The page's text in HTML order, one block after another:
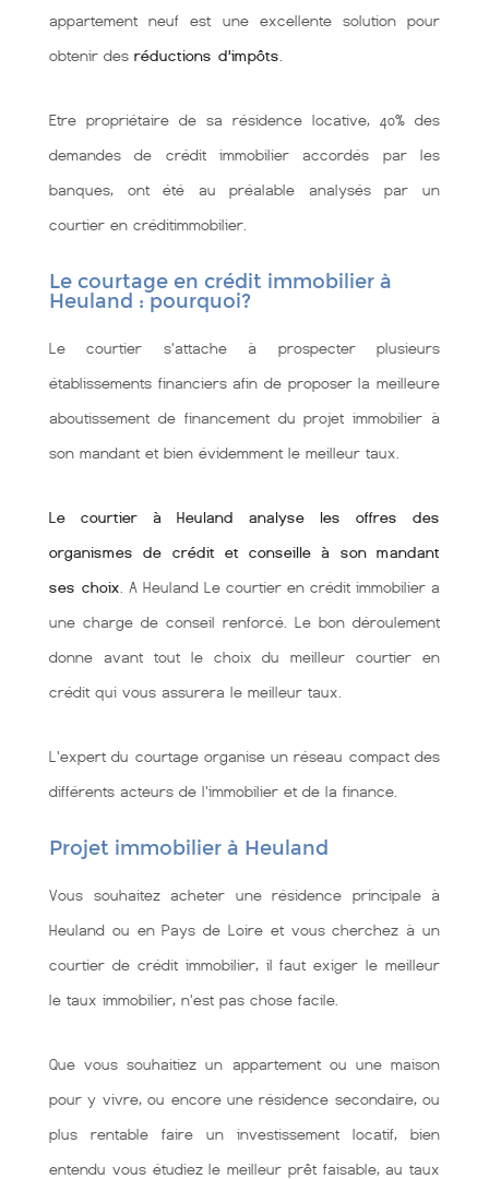
appartement neuf est une excellente solution pour
obtenir des réductions d'impôts
Etre propriétaire de sa résidence locative, 40% des
demandes de crédit immobilier accordés par les
banques, ont été au préalable analysés par un
courtier en créditimmobilier.
Le courtage en crédit immobilier à
Heuland : pourquoi?
Le courtier s'attache à prospecter plusieurs
établissements financiers afin de proposer la meilleure
aboutissement de financement du projet immobilier à
son mandant et bien évidemment le meilleur taux.
Le courtier à Heuland analyse les offres des
organismes de crédit et conseille à son mandant
ses choix . A Heuland Le courtier en crédit immobilier a
une charge de conseil renforcé. Le bon déroulement
donne avant tout le choix du meilleur courtier en
crédit qui vous assurera le meilleur taux.
L'expert du courtage organise un réseau compact des
différents acteurs de l'immobilier et de la finance.
Projet immobilier à Heuland
Vous souhaitez acheter une résidence principale à
Heuland ou en Pays de Loire et vous cherchez à un
courtier de crédit immobilier, il faut exiger le meilleur
le taux immobilier, n'est pas chose facile.
Que vous souhaitiez un appartement ou une maison
pour y vivre, ou encore une résidence secondaire, ou
plus rentable faire un investissement locatif, bien
entendu vous étudiez le meilleur prêt faisable, au taux